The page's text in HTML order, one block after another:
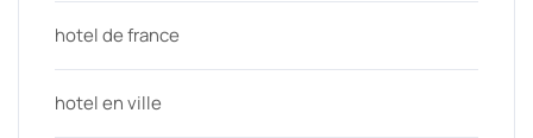
hotel de france
hotel en ville